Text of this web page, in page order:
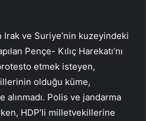
Irak ve Suriye’nin kuzeyindeki
Pençe- Kılıç Harekatı’nı
etmek isteyen,
olduğu küme,
alınmadı. Polis ve jandarma
HDP’li milletvekillerine